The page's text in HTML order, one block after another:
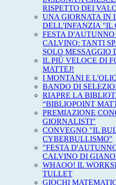
RISPETTO DEI
UNA GIORNATA IN
DELL'INFANZIA "IL
FESTA
CALVINO: TANTI
SOLO MESSAGGIO
IL PIÙ VELOCE DI
MATTEJ!
I MONTANI E
BANDO DI
RIAPRE LA
“BIBLIOPOINT
PREMIAZIONE
GIORNALISTI"
CONVEGNO "IL
CYBERBULLISMO"
"FESTA
CALVINO DI
WHAOO! IL
TULLET
GIOCHI